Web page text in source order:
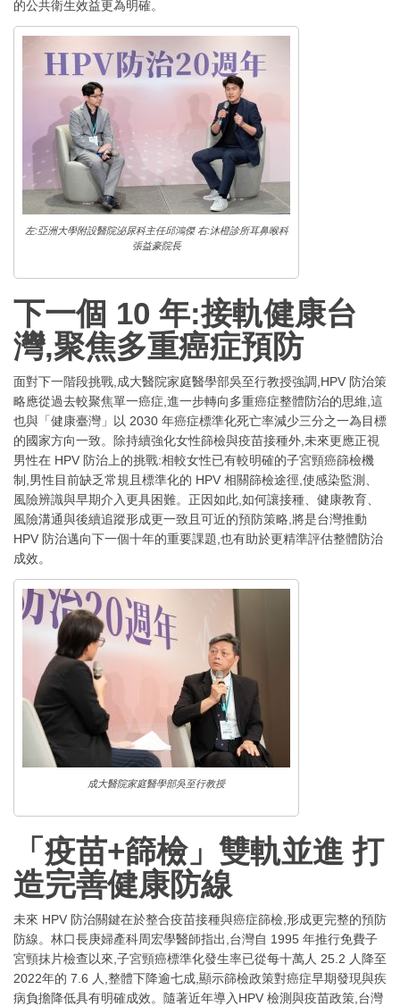
的公共衛生效益更為明確。
左:亞洲大學附設醫院泌尿科主任邱鴻傑 右:沐橙診所耳鼻喉科
張益豪院長
下一個 10 年:接軌健康台
灣,聚焦多重癌症預防
面對下一階段挑戰,成大醫院家庭醫學部吳至行教授強調,HPV 防治策
略應從過去較聚焦單一癌症,進一步轉向多重癌症整體防治的思維,這
也與「健康臺灣」以 2030 年癌症標準化死亡率減少三分之一為目標
的國家方向一致。除持續強化女性篩檢與疫苗接種外,未來更應正視
男性在 HPV 防治上的挑戰:相較女性已有較明確的子宮頸癌篩檢機
制,男性目前缺乏常規且標準化的 HPV 相關篩檢途徑,使感染監測、
風險辨識與早期介入更具困難。正因如此,如何讓接種、健康教育、
風險溝通與後續追蹤形成更一致且可近的預防策略,將是台灣推動
HPV 防治邁向下一個十年的重要課題,也有助於更精準評估整體防治
成效。
成大醫院家庭醫學部吳至行教授
「疫苗+篩檢」雙軌並進 打
造完善健康防線
未來 HPV 防治關鍵在於整合疫苗接種與癌症篩檢,形成更完整的預防
防線。林口長庚婦產科周宏學醫師指出,台灣自 1995 年推行免費子
宮頸抹片檢查以來,子宮頸癌標準化發生率已從每十萬人 25.2 人降至
2022年的 7.6 人,整體下降逾七成,顯示篩檢政策對癌症早期發現與疾
病負擔降低具有明確成效。隨著近年導入HPV 檢測與疫苗政策,台灣